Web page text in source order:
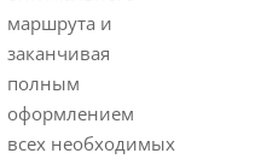
маршрута и
заканчивая
полным
оформлением
всех необходимых